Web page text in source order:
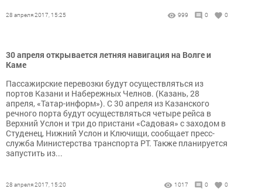
28 апреля 2017, 15:25 999 0 0
30 апреля открывается летняя навигация на Волге и
Каме
Пассажирские перевозки будут осуществляться из
портов Казани и Набережных Челнов. (Казань, 28
апреля, «Татар-информ»). С 30 апреля из Казанского
речного порта будут осуществляться четыре рейса в
Верхний Услон и три до пристани «Садовая» с заходом в
Студенец, Нижний Услон и Ключищи, сообщает пресс-
служба Министерства транспорта РТ. Также планируется
запустить из...
28 апреля 2017, 15:20 1017 0 0